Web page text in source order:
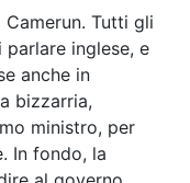
Tutti gli
inglese, e
anche in
bizzarria,
ministro, per
In fondo, la